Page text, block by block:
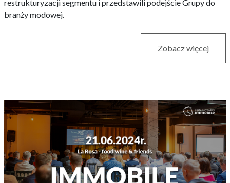
restrukturyzacji segmentu i przedstawili podejście Grupy do
branży modowej.
Zobacz więcej